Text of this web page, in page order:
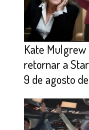
Kate
retornar a
9 de agosto